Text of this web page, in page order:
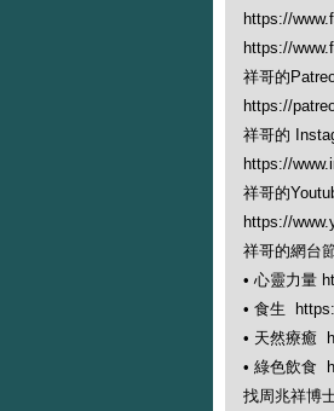
https://
https://
祥哥的
https://
祥哥的
https://
祥哥的
https://
祥哥的網台
• 心靈力量
• 食生
• 天然療癒
• 綠色飲食
找周兆祥博